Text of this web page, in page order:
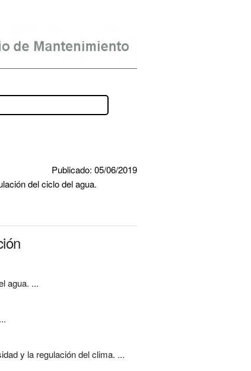
Publicado: 05/06/2019
del ciclo del agua.
agua. ...
y la regulación del clima. ...